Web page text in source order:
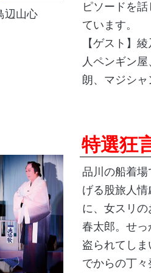
辺山心
ピソードを
ています。
【ゲスト】 綾
人ペンギン屋
朗、 マジシャ
特選狂
品川の船着
げる股旅人
に、女スリ
春太郎。せ
盗られてし
でからの丁